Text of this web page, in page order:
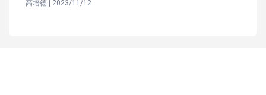
高培德 | 2023/11/12